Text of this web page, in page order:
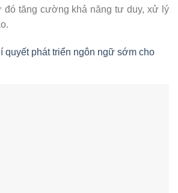
đó tăng cường khả năng tư duy, xử lý
quyết phát triển ngôn ngữ sớm cho